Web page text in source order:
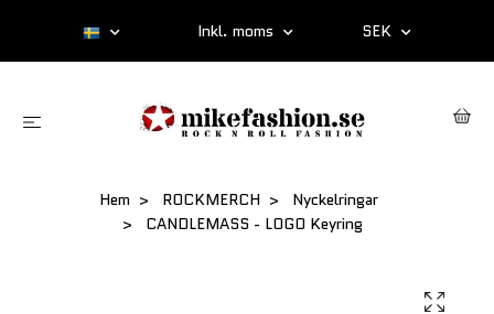
Inkl. moms SEK
Hem ROCKMERCH
Nyckelringar
CANDLEMASS - LOGO Keyring